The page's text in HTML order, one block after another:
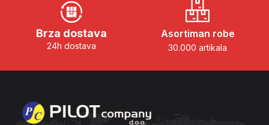
Brza dostava
24h dostava
Asortiman robe
30.000 artikala